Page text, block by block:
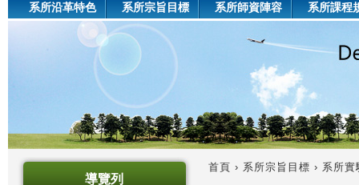
系所沿革特色 系所宗旨目標 系所師資陣容 系所課程
導覽列
首頁 › 系所宗旨目標 › 系所實